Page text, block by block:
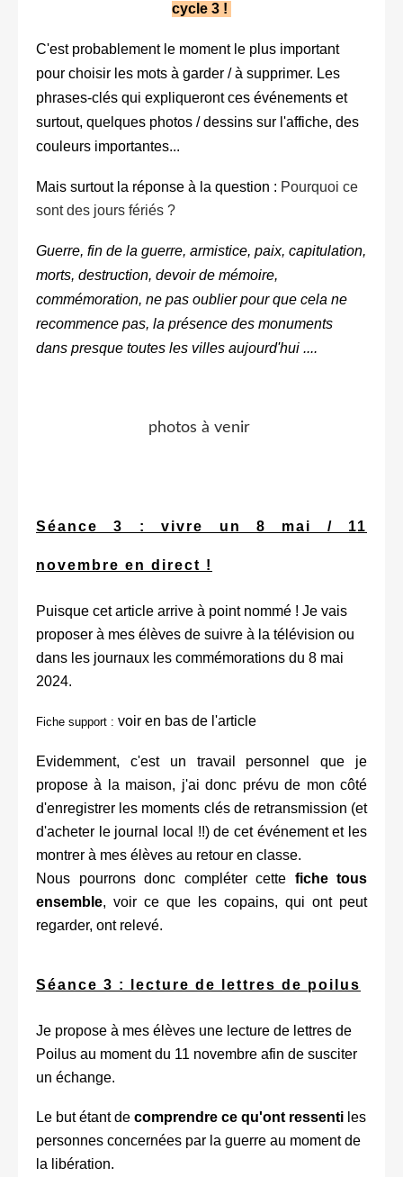
cycle 3 !
C'est probablement le moment le plus important
pour choisir les mots à garder / à supprimer. Les
phrases-clés qui expliqueront ces événements et
surtout, quelques photos / dessins sur l'affiche, des
couleurs importantes...
Mais surtout la réponse à la question : Pourquoi ce
sont des jours fériés ?
Guerre, fin de la guerre, armistice, paix, capitulation,
morts, destruction, devoir de mémoire,
commémoration, ne pas oublier pour que cela ne
recommence pas, la présence des monuments
dans presque toutes les villes aujourd'hui ....
photos à venir
Séance 3 : vivre un 8 mai / 11
novembre en direct !
Puisque cet article arrive à point nommé ! Je vais
proposer à mes élèves de suivre à la télévision ou
dans les journaux les commémorations du 8 mai
2024.
Fiche support : voir en bas de l'article
Evidemment, c'est un travail personnel que je
propose à la maison, j'ai donc prévu de mon côté
d'enregistrer les moments clés de retransmission (et
d'acheter le journal local !!) de cet événement et les
montrer à mes élèves au retour en classe.
Nous pourrons donc compléter cette fiche tous
ensemble, voir ce que les copains, qui ont peut
regarder, ont relevé.
Séance 3 : lecture de lettres de poilus
Je propose à mes élèves une lecture de lettres de
Poilus au moment du 11 novembre afin de susciter
un échange.
Le but étant de comprendre ce qu'ont ressenti les
personnes concernées par la guerre au moment de
la libération.